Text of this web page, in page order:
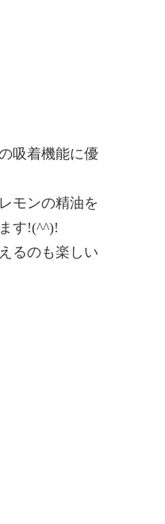
吸着機能に優
モンの精油を
す!(^^)!
るのも楽しい